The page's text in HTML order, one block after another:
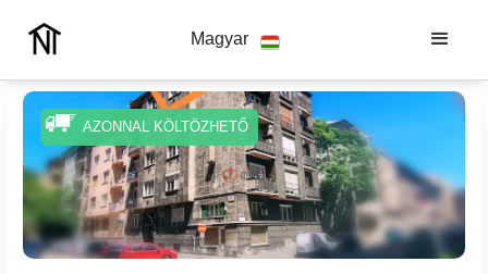
Magyar
AZONNAL KÖLTÖZHETŐ